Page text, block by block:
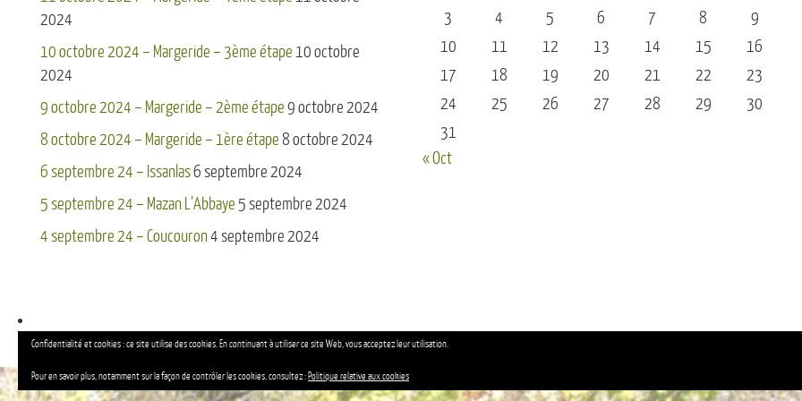
2024
10 octobre 2024 – Margeride – 3ème étape 10 octobre
2024
9 octobre 2024 – Margeride – 2ème étape 9 octobre 2024
8 octobre 2024 – Margeride – 1ère étape 8 octobre 2024
6 septembre 24 – Issanlas6 septembre 2024
5 septembre 24 – Mazan L’Abbaye 5 septembre 2024
4 septembre 24 – Coucouron 4 septembre 2024
3
4 5 6 7 8
9
10
11 12 13 14 15
16
17
18 19 20 21 22
23
24
25 26 27 28 29
30
31
« Oct
Confidentialité et cookies : ce site utilise des cookies. En continuant à utiliser ce site Web, vous acceptez leur utilisation.
Pour en savoir plus, notamment sur la façon de contrôler les cookies, consultez : Politique relative aux cookies